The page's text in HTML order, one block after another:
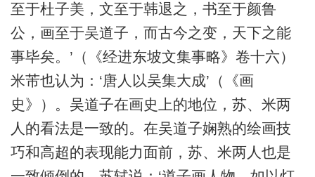
至于杜子美，文至于韩退之，书至于颜鲁
公，画至于吴道子，而古今之变，天下之能
事毕矣。’（《经进东坡文集事略》卷十六）
米芾也认为：‘唐人以吴集大成’（《画
史》）。吴道子在画史上的地位，苏、米两
人的看法是一致的。在吴道子娴熟的绘画技
巧和高超的表现能力面前，苏、米两人也是